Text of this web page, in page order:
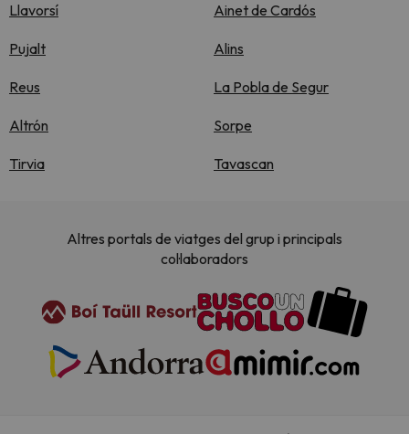
Llavorsí Ainet de Cardós
Pujalt Alins
Reus La Pobla de Segur
Altrón Sorpe
Tirvia Tavascan
Altres portals de viatges del grup i principals
col·laboradors